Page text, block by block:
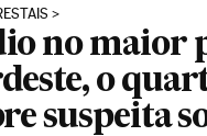
no maior
o
suspeita